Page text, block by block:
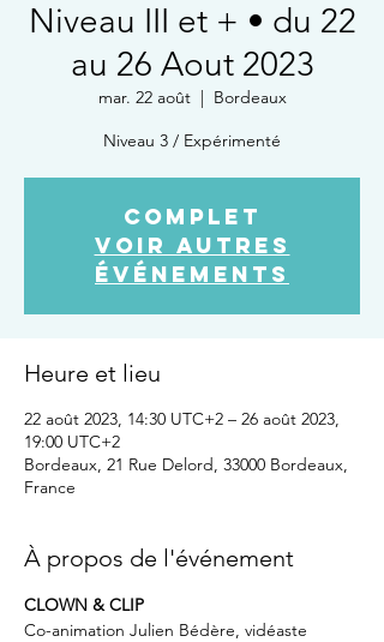
Niveau III et + • du 22
au 26 Aout 2023
mar. 22 août
  |
Bordeaux
Niveau 3 / Expérimenté
COMPLET
Voir autres
événements
Heure et lieu
22 août 2023, 14:30 UTC+2 – 26 août 2023,
19:00 UTC+2
Bordeaux, 21 Rue Delord, 33000 Bordeaux,
France
À propos de l'événement
CLOWN & CLIP
Co-animation Julien Bédère, vidéaste